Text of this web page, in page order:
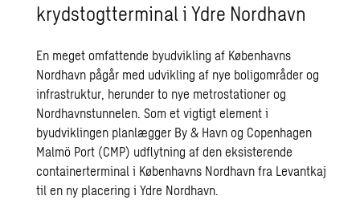
krydstogtterminal i Ydre Nordhavn
En meget omfattende byudvikling af Københavns
Nordhavn pågår med udvikling af nye boligområder og
infrastruktur, herunder to nye metrostationer og
Nordhavnstunnelen. Som et vigtigt element i
byudviklingen planlægger By & Havn og Copenhagen
Malmö Port (CMP) udflytning af den eksisterende
containerterminal i Københavns Nordhavn fra Levantkaj
til en ny placering i Ydre Nordhavn.